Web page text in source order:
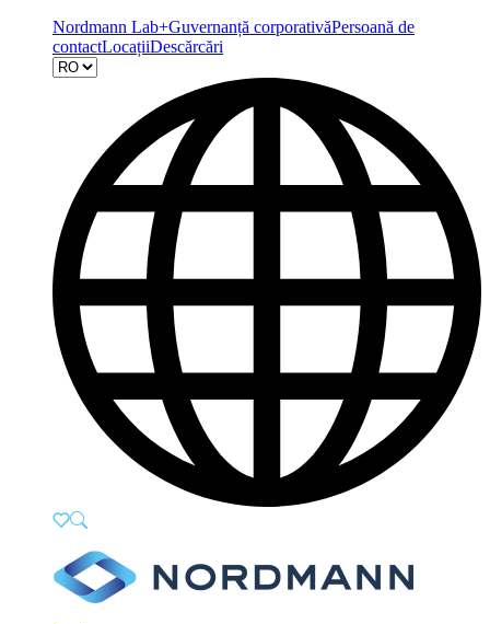
Nordmann Lab+Guvernanță corporativăPersoană de
contactLocațiiDescărcări